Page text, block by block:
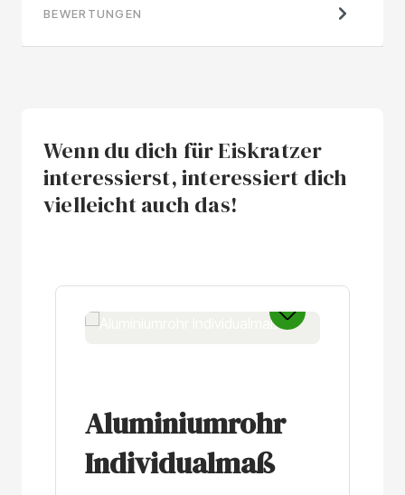
BEWERTUNGEN
Wenn du dich für Eiskratzer
interessierst, interessiert dich
vielleicht auch das!
Aluminiumrohr
Individualmaß